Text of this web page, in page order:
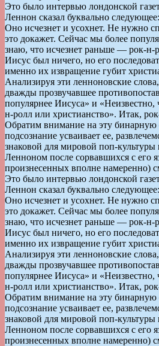
Это было интервью лондонской
Леннон сказал буквально
Оно исчезнет и усохнет. Не нужно
это докажет. Сейчас мы более
знаю, что исчезнет раньше — рок-н-
Иисус был ничего, но его
именно их извращение губит
Анализируя эти ленноновские
дважды прозвучавшее
популярнее Иисуса» и «Неизвестно,
н-ролл или христианство». Итак,
Обратим внимание на эту
подсознание усваивает ее,
знаковой для мировой поп-
Ленноном после сорвавшихся с его
произнесенных вполне намеренно)
Это было интервью лондонской
Леннон сказал буквально
Оно исчезнет и усохнет. Не нужно
это докажет. Сейчас мы более
знаю, что исчезнет раньше — рок-н-
Иисус был ничего, но его
именно их извращение губит
Анализируя эти ленноновские
дважды прозвучавшее
популярнее Иисуса» и «Неизвестно,
н-ролл или христианство». Итак,
Обратим внимание на эту
подсознание усваивает ее,
знаковой для мировой поп-
Ленноном после сорвавшихся с его
произнесенных вполне намеренно)